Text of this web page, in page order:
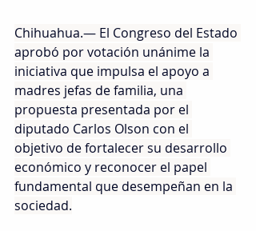
Chihuahua.— El Congreso del Estado
aprobó por votación unánime la
iniciativa que impulsa el apoyo a
madres jefas de familia, una
propuesta presentada por el
diputado Carlos Olson con el
objetivo de fortalecer su desarrollo
económico y reconocer el papel
fundamental que desempeñan en la
sociedad.